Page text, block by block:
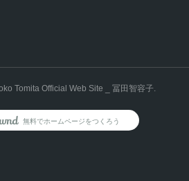
Tomita Official Web Site _ 冨田智容子.
AmebaOwnd
無料でホームページをつくろう